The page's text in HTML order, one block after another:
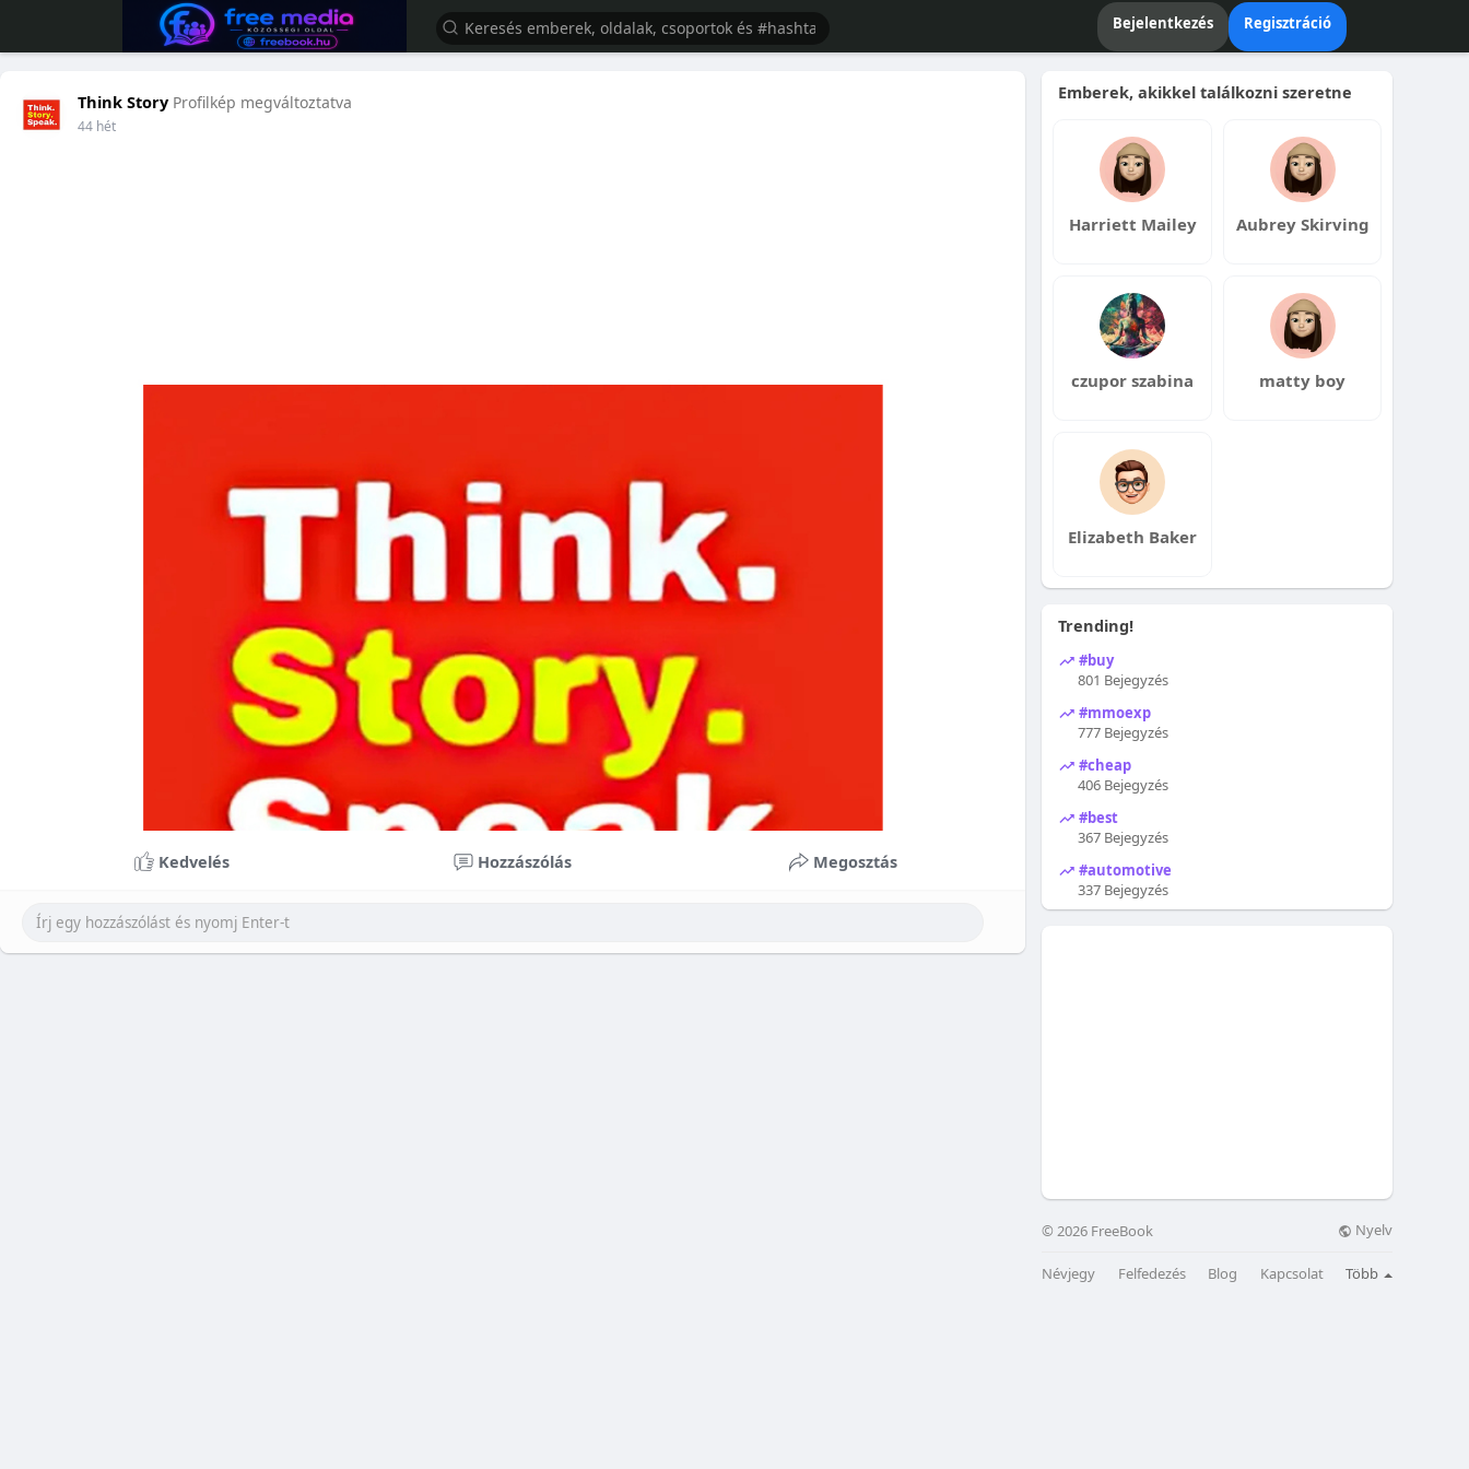
Bejelentkezés Regisztráció
Think Story Profilkép megváltoztatva
44 hét
Kedvelés Hozzászólás Megosztás
Emberek, akikkel találkozni szeretne
Harriett Mailey Aubrey Skirving
czupor szabina matty boy
Elizabeth Baker
Trending!
#buy
801 Bejegyzés
#mmoexp
777 Bejegyzés
#cheap
406 Bejegyzés
#best
367 Bejegyzés
#automotive
337 Bejegyzés
© 2026 FreeBook Nyelv
Névjegy Felfedezés Blog Kapcsolat Több